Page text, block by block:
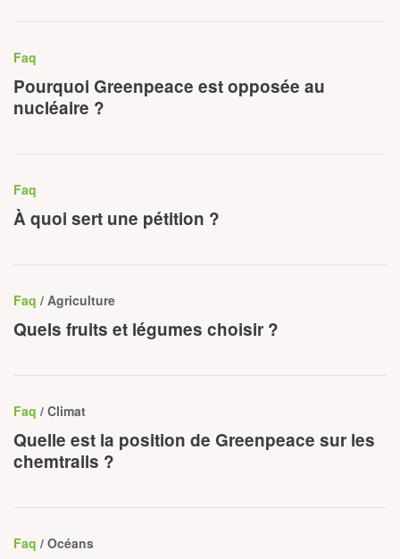
Faq
Pourquoi Greenpeace est opposée au
nucléaire ?
Faq
À quoi sert une pétition ?
Faq / Agriculture
Quels fruits et légumes choisir ?
Faq / Climat
Quelle est la position de Greenpeace sur les
chemtrails ?
Faq / Océans